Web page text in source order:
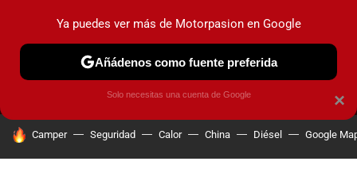
MENÚ NUEVO
COCHES ELÉCTRICOS OBSERVATORIO
HOY SE HABLA DE
Camper Seguridad Calor China Diésel Google
×
Ya puedes ver más de Motorpasion en Google
Añádenos como fuente preferida
Solo necesitas una cuenta de Google